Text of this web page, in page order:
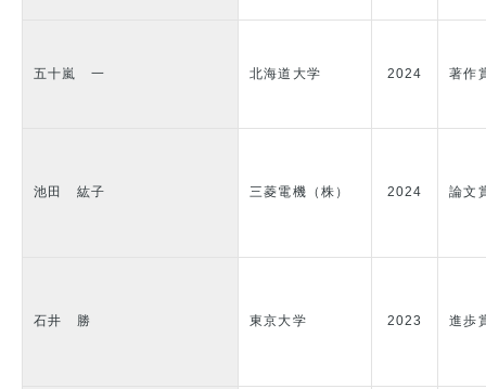
五十嵐 一 北海道大学 2024 著作
池田 紘子 三菱電機（株） 2024 論文
石井 勝 東京大学 2023 進歩